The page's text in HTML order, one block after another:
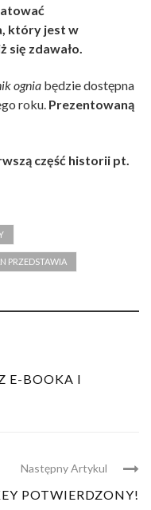
który jest w
się zdawało.
ognia będzie dostępna
roku. Prezentowaną
część historii pt.
PRZEDSTAWIA
E-BOOKA I
Następny Artykul
POTWIERDZONY!